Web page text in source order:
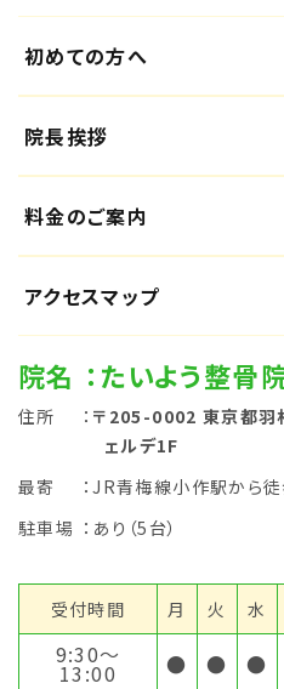
初めての方へ
院長挨拶
料金のご案内
アクセスマップ
院名 ：たいよう整骨
住所 ： 〒205-0002 東京都羽
ェルデ1F
最寄
：JR青梅線小作駅から
駐車場 ：あり（5台）
受付時間 月 火 水
9:30〜
13:00 ● ● ●